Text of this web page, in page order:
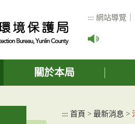
::: 網站導覽
關於本局
::: 首頁 > 最新消息 >